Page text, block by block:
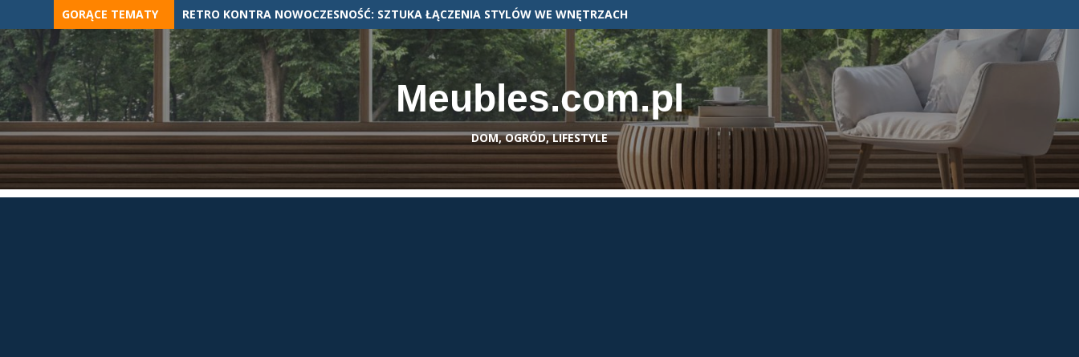
to
content
GORĄCE TEMATY RETRO KONTRA NOWOCZESNOŚĆ: SZTUKA ŁĄCZENIA STYLÓW WE WNĘTRZACH
Meubles.com.pl
DOM, OGRÓD, LIFESTYLE